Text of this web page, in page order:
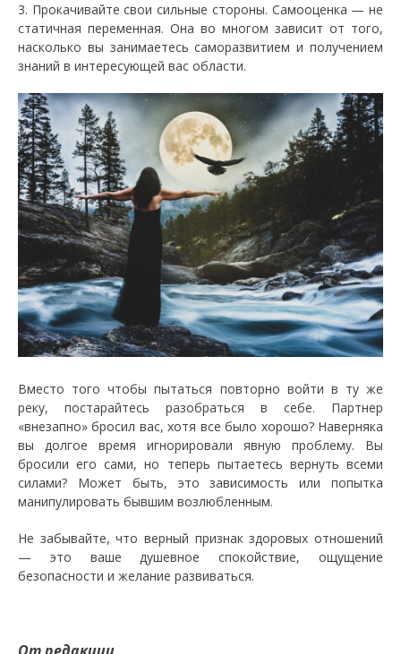
3. Прокачивайте свои сильные стороны. Самооценка — не
статичная переменная. Она во многом зависит от того,
насколько вы занимаетесь саморазвитием и получением
знаний в интересующей вас области.
Вместо того чтобы пытаться повторно войти в ту же
реку, постарайтесь разобраться в себе. Партнер
«внезапно» бросил вас, хотя все было хорошо? Наверняка
вы долгое время игнорировали явную проблему. Вы
бросили его сами, но теперь пытаетесь вернуть всеми
силами? Может быть, это зависимость или попытка
манипулировать бывшим возлюбленным.
Не забывайте, что верный признак здоровых отношений
— это ваше душевное спокойствие, ощущение
безопасности и желание развиваться.